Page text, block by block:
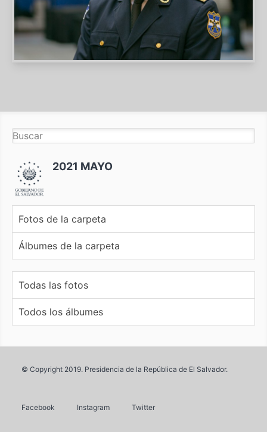
2021 MAYO
Fotos de la carpeta
Álbumes de la carpeta
Todas las fotos
Todos los álbumes
© Copyright 2019. Presidencia de la República de El Salvador.
Facebook Instagram Twitter